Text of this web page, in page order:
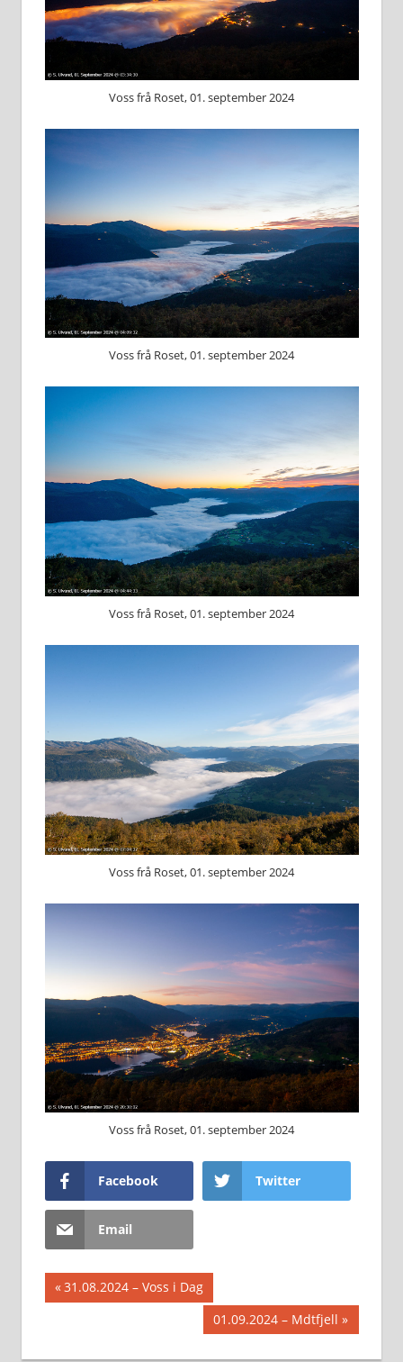
Voss frå Roset, 01. september 2024
Voss frå Roset, 01. september 2024
Voss frå Roset, 01. september 2024
Voss frå Roset, 01. september 2024
Voss frå Roset, 01. september 2024
Facebook Twitter
Email
Innleggsnavigasjon
Previous
Post:
31.08.2024 – Voss i Dag
Next
Post:
01.09.2024 – Mdtfjell